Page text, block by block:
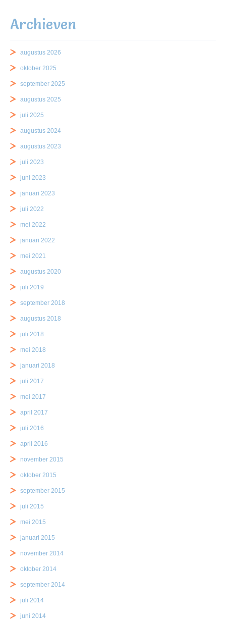
Archieven
augustus 2026
oktober 2025
september 2025
augustus 2025
juli 2025
augustus 2024
augustus 2023
juli 2023
juni 2023
januari 2023
juli 2022
mei 2022
januari 2022
mei 2021
augustus 2020
juli 2019
september 2018
augustus 2018
juli 2018
mei 2018
januari 2018
juli 2017
mei 2017
april 2017
juli 2016
april 2016
november 2015
oktober 2015
september 2015
juli 2015
mei 2015
januari 2015
november 2014
oktober 2014
september 2014
juli 2014
juni 2014